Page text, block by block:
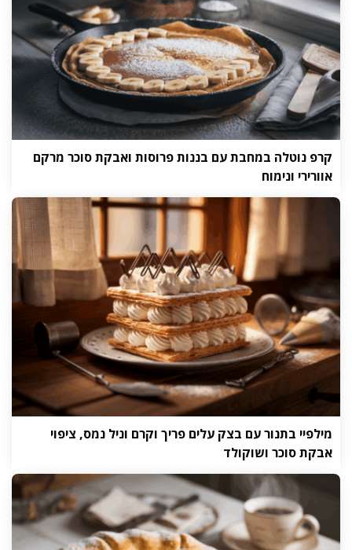
קרפ נוטלה במחבת עם בננות פרוסות ואבקת סוכר מרקם
אוורירי ונימוח
מילפיי בתנור עם בצק עלים פריך וקרם וניל נמס, ציפוי
אבקת סוכר ושוקולד